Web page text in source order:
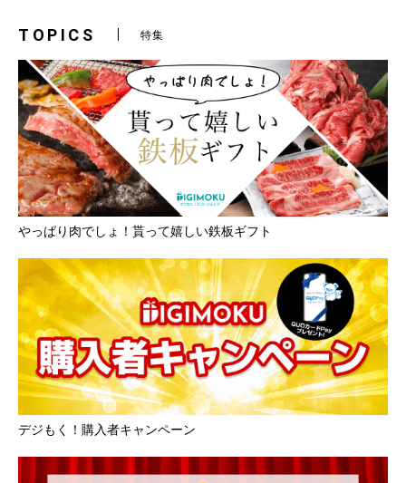
TOPICS 特集
やっぱり肉でしょ！貰って嬉しい鉄板ギフト
デジもく！購入者キャンペーン